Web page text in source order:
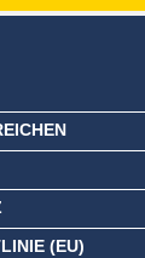
(EU)